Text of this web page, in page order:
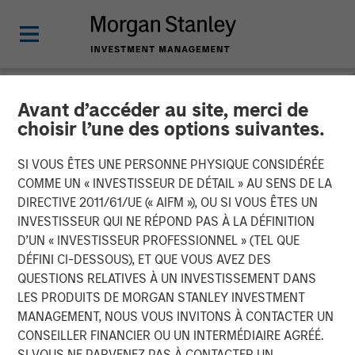
Avant d’accéder au site, merci de
choisir l’une des options suivantes.
SI VOUS ÊTES UNE PERSONNE PHYSIQUE CONSIDÉRÉE
COMME UN « INVESTISSEUR DE DÉTAIL » AU SENS DE LA
DIRECTIVE 2011/61/UE (« AIFM »), OU SI VOUS ÊTES UN
INVESTISSEUR QUI NE RÉPOND PAS À LA DÉFINITION
D’UN « INVESTISSEUR PROFESSIONNEL » (TEL QUE
DÉFINI CI-DESSOUS), ET QUE VOUS AVEZ DES
QUESTIONS RELATIVES À UN INVESTISSEMENT DANS
LES PRODUITS DE MORGAN STANLEY INVESTMENT
MANAGEMENT, NOUS VOUS INVITONS À CONTACTER UN
CONSEILLER FINANCIER OU UN INTERMÉDIAIRE AGRÉÉ.
NEWSROOM
Comar Announces
Acquisition of iMARK
Molding
28 JANVIER 2020